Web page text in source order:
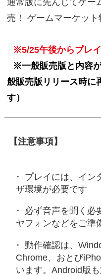
売！ ゲームマーケット
※5/25午後からプレ
※一般販売版と内容
般販売版リリース時に
す）
【注意事項】
プレイには、イン
ザ環境が必要です
必ず音声を聞く必
ヤフォンなどをご準
動作確認は、
Chrome、おとび
います。Android版